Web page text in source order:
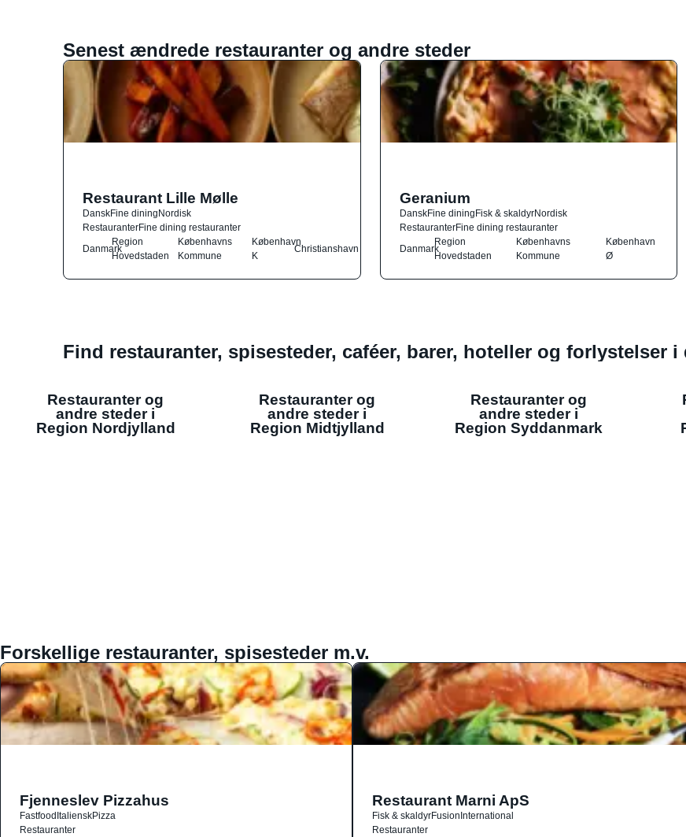
Senest ændrede restauranter og andre steder
Restaurant Lille Mølle
DanskFine diningNordisk
RestauranterFine dining restauranter
Danmark
Region
Hovedstaden
Københavns
Kommune
København
K
Christianshavn
Geranium
DanskFine diningFisk & skaldyrNordisk
RestauranterFine dining restauranter
Danmark
Region
Hovedstaden
Københavns
Kommune
København
Ø
Find restauranter, spisesteder, caféer, barer, hoteller og forlystelser i
Restauranter og
andre steder i
Region Nordjylland
Restauranter og
andre steder i
Region Midtjylland
Restauranter og
andre steder i
Region Syddanmark
Forskellige restauranter, spisesteder m.v.
Fjenneslev Pizzahus
FastfoodItalienskPizza
Restauranter
Restaurant Marni ApS
Fisk & skaldyrFusionInternational
Restauranter